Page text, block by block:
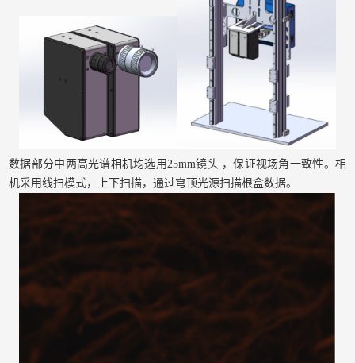
数据部分中两高光谱相机均选用25mm镜头 ，保证视场角一致性。相
机采用线扫模式，上下扫描，通过穹顶光源扫描根盒数据。